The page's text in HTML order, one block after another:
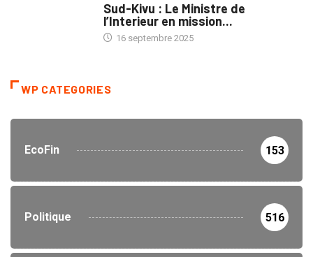
Sud-Kivu : Le Ministre de
l’Interieur en mission...
16 septembre 2025
WP CATEGORIES
EcoFin 153
Politique 516